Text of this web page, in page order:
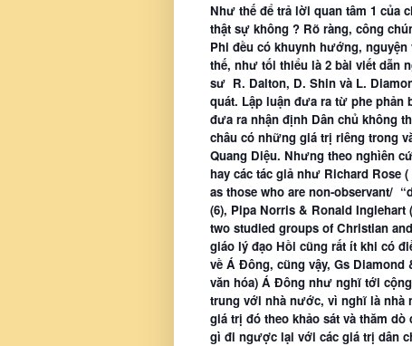
Như thế để trả lời quan tâm 1 của
thật sự không ? Rõ ràng, công
Phi đều có khuynh hướng,
thế, như tối thiểu là 2 bài viết dẫn
sư R. Dalton, D. Shin và L.
quát. Lập luận đưa ra từ phe phản
đưa ra nhận định Dân chủ không
châu có những giá trị riêng trong
Quang Diệu. Nhưng theo nghìên
hay các tác giả như Richard Rose
as those who are non-observant/
(6), Pipa Norris & Ronald
two studied groups of Christian
giáo lý đạo Hồi cũng rất ít khi có
về Á Đông, cũng vậy, Gs
văn hóa) Á Đông như nghĩ tới
trung với nhà nước, vì nghĩ là nhà
giá trị đó theo khảo sát và thăm
gì đi ngược lại với các giá trị dân